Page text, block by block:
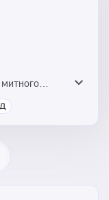
митного
або